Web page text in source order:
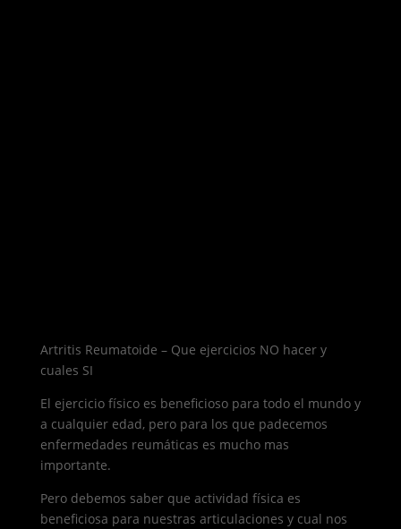
Artritis Reumatoide – Que ejercicios NO hacer y
cuales SI
El ejercicio físico es beneficioso para todo el mundo y
a cualquier edad, pero para los que padecemos
enfermedades reumáticas es mucho mas
importante.
Pero debemos saber que actividad física es
beneficiosa para nuestras articulaciones y cual nos